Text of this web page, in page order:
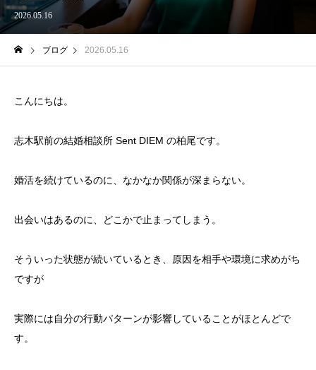
2026.05.16
ブログ 2026.05.16
こんにちは。
志木駅前の結婚相談所 Sent DIEM の柏尾です。
婚活を続けているのに、なかなか関係が深まらない。
出会いはあるのに、どこかで止まってしまう。
そういった状態が続いているとき、原因を相手や環境に求めがち
ですが
実際には自分の行動パターンが影響していることがほとんどで
す。